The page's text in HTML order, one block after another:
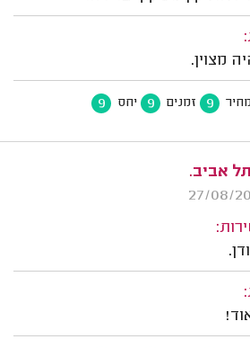
מצוין.
9 זמנים 9 יחס 9
אביב.